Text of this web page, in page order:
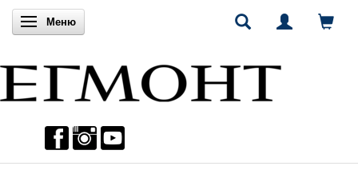
Включи навигацията
Меню